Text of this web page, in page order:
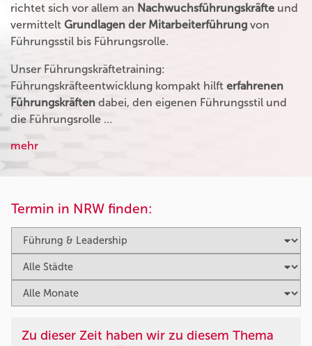
richtet sich vor allem an Nachwuchsführungskräfte und
vermittelt Grundlagen der Mitarbeiterführung von
Führungsstil bis Führungsrolle.
Unser Führungskräftetraining:
Führungskräfteentwicklung kompakt hilft erfahrenen
Führungskräften dabei, den eigenen Führungsstil und
die Führungsrolle …
mehr
Termin in NRW finden:
Zu dieser Zeit haben wir zu diesem Thema